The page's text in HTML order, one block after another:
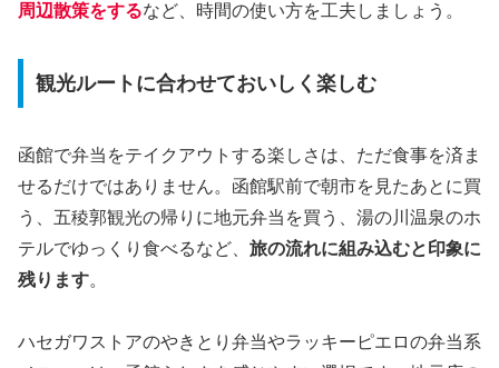
周辺散策をするなど、時間の使い方を工夫しましょう。
観光ルートに合わせておいしく楽しむ
函館で弁当をテイクアウトする楽しさは、ただ食事を済ま
せるだけではありません。函館駅前で朝市を見たあとに買
う、五稜郭観光の帰りに地元弁当を買う、湯の川温泉のホ
テルでゆっくり食べるなど、 旅の流れに組み込むと印象に
残ります。
ハセガワストアのやきとり弁当やラッキーピエロの弁当系